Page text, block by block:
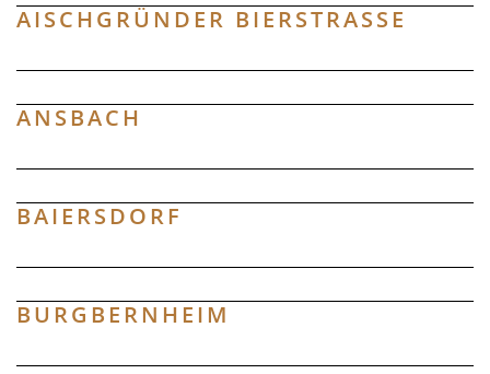
AISCHGRÜNDER BIERSTRASSE
ANSBACH
BAIERSDORF
BURGBERNHEIM